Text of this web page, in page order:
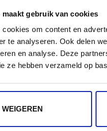
maakt gebruik van cookies
cookies om content en
te analyseren. Ook delen
en analyse. Deze
ze hebben verzameld op
WEIGEREN
2000 WINDOWS SERVER 2003
request (CSR)
SERVER 2000
request (CSR)